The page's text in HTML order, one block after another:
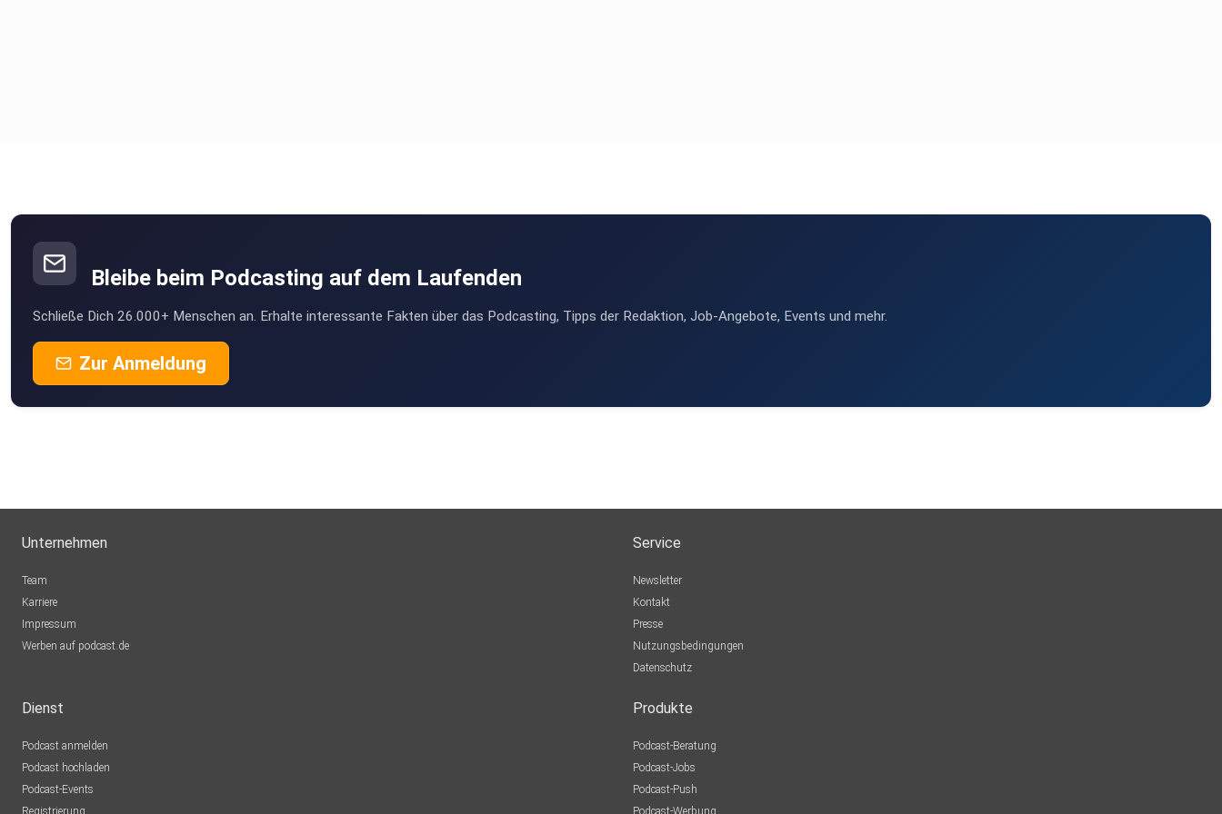
Bleibe beim Podcasting auf dem Laufenden
Schließe Dich 26.000+ Menschen an. Erhalte interessante Fakten über das Podcasting, Tipps der Redaktion, Job-Angebote, Events und mehr.
Zur Anmeldung
Unternehmen
Team
Karriere
Impressum
Werben auf podcast.de
Service
Newsletter
Kontakt
Presse
Nutzungsbedingungen
Datenschutz
Dienst
Podcast anmelden
Podcast hochladen
Podcast-Events
Registrierung
Produkte
Podcast-Beratung
Podcast-Jobs
Podcast-Push
Podcast-Werbung